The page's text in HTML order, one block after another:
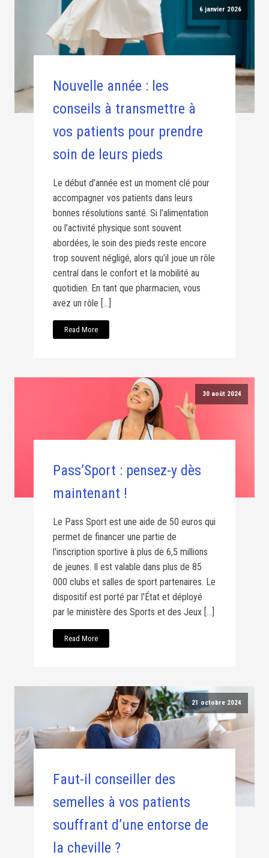
6 janvier 2026
Nouvelle année : les
conseils à transmettre à
vos patients pour prendre
soin de leurs pieds
Le début d’année est un moment clé pour
accompagner vos patients dans leurs
bonnes résolutions santé. Si l’alimentation
ou l’activité physique sont souvent
abordées, le soin des pieds reste encore
trop souvent négligé, alors qu’il joue un rôle
central dans le confort et la mobilité au
quotidien. En tant que pharmacien, vous
avez un rôle […]
Read More
30 août 2024
Pass’Sport : pensez-y dès
maintenant !
Le Pass Sport est une aide de 50 euros qui
permet de financer une partie de
l'inscription sportive à plus de 6,5 millions
de jeunes. Il est valable dans plus de 85
000 clubs et salles de sport partenaires. Le
dispositif est porté par l'État et déployé
par le ministère des Sports et des Jeux […]
Read More
21 octobre 2024
Faut-il conseiller des
semelles à vos patients
souffrant d’une entorse de
la cheville ?